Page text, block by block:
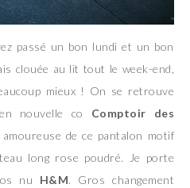
passé un bon lundi et un bon
clouée au lit tout le week-end,
mieux ! On se retrouve
nouvelle co Comptoir des
amoureuse de ce pantalon motif
long rose poudré. Je porte
nu H&M. Gros changement